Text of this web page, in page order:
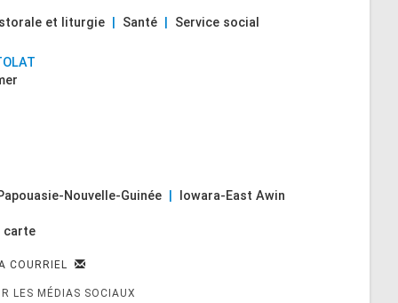
et liturgie| Santé| Service social
Nouvelle-Guinée| Iowara-East Awin
carte
COURRIEL
LES MÉDIAS SOCIAUX